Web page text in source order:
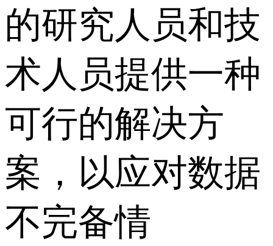
的研究人员和技
术人员提供一种
可行的解决方
案，以应对数据
不完备情